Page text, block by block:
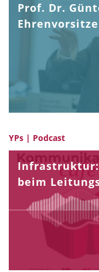
Prof. Dr.
YPs | Podcast
Infrastruktur:
beim